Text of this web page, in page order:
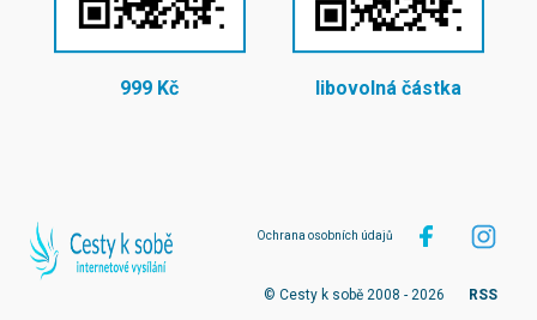
999 Kč libovolná částka
Ochrana osobních údajů
© Cesty k sobě 2008 - 2026 RSS